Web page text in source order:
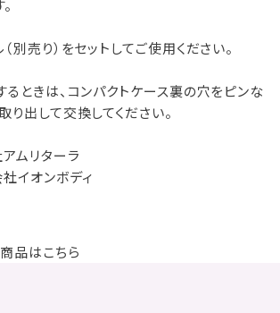
別売り）をセットしてご使用ください。
るときは、コンパクトケース裏の穴をピンな
り出して交換してください。
ムリターラ
イオンボディ
品はこちら